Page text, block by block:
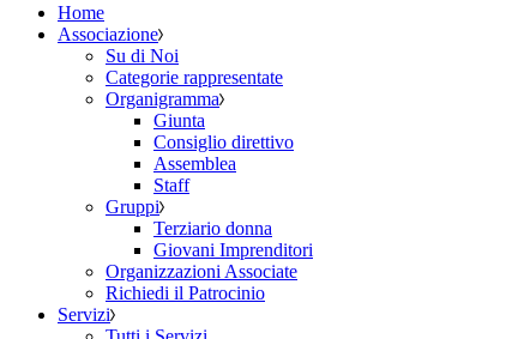
Home
Associazione
Su di Noi
Categorie rappresentate
Organigramma
Giunta
Consiglio direttivo
Assemblea
Staff
Gruppi
Terziario donna
Giovani Imprenditori
Organizzazioni Associate
Richiedi il Patrocinio
Servizi